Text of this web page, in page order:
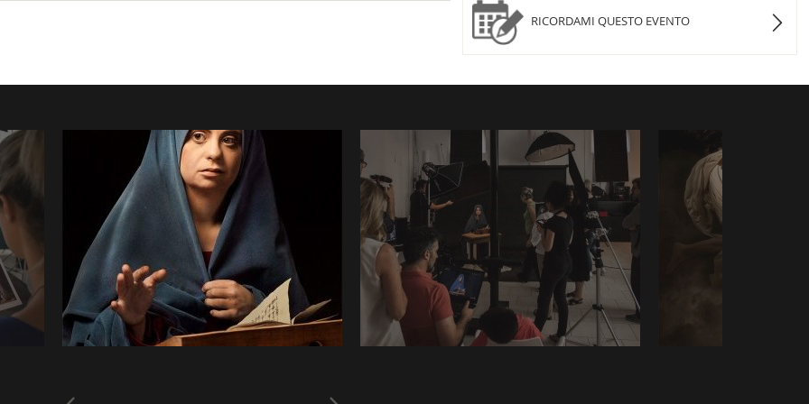
RICORDAMI QUESTO EVENTO